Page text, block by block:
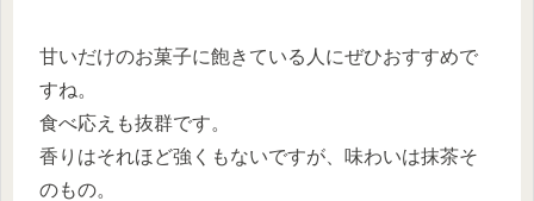
甘いだけのお菓子に飽きている人にぜひおすすめで
すね。
食べ応えも抜群です。
香りはそれほど強くもないですが、味わいは抹茶そ
のもの。